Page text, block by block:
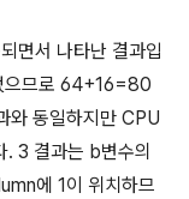
면서 나타난 결과입
으므로 64+16=80
와 동일하지만 CPU
3 결과는 b변수의
에 1이 위치하므